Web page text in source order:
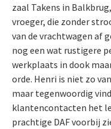
zaal Takens in
vroeger, die zonder
van de vrachtwagen af
nog een wat rustigere
werkplaats in dook
orde. Henri is niet zo
maar tegenwoordig
klantencontacten het
prachtige DAF voorbij